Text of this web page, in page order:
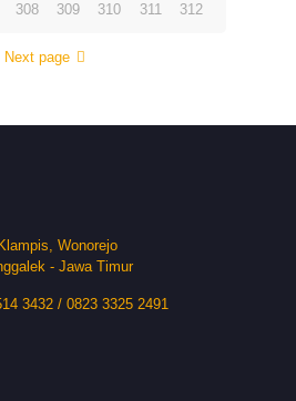
308 309 310 311 312
Next page
Wonorejo
- Jawa Timur
3432 / 0823 3325 2491